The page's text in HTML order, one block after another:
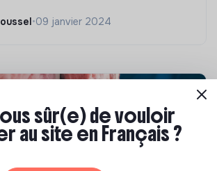
•09 janvier 2024
sûr(e) de vouloir
au site en Français ?